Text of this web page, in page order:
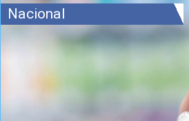
Nacional